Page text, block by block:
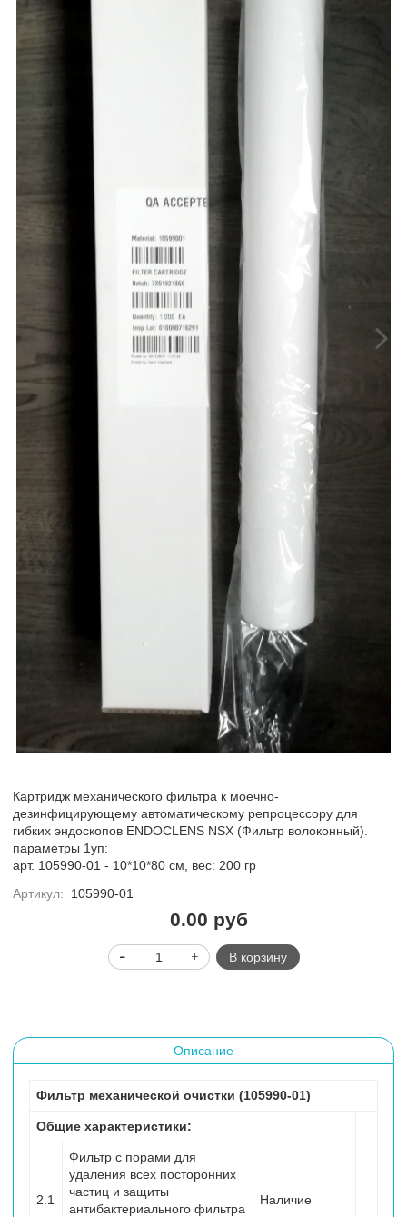
Картридж механического фильтра к моечно-
дезинфицирующему автоматическому репроцессору для
гибких эндоскопов ENDOCLENS NSX (Фильтр волоконный).
параметры 1уп:
арт. 105990-01 - 10*10*80 см, вес: 200 гр
Артикул:
105990-01
0.00 руб
В корзину
Описание
Фильтр механической очистки (105990-01)
Общие характеристики:
2.1
Фильтр с порами для
удаления всех посторонних
частиц и защиты
антибактериального фильтра
Наличие